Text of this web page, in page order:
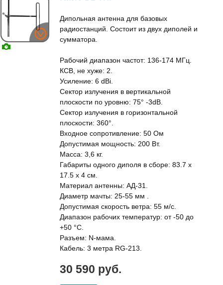
Дипольная антенна для базовых
радиостанций. Состоит из двух диполей и
сумматора.
Рабочий диапазон частот: 136-174 МГц.
КСВ, не хуже: 2.
Усиление: 6 dBi.
Сектор излучения в вертикальной
плоскости по уровню: 75° -3dB.
Сектор излучения в горизонтальной
плоскости: 360°.
Входное сопротивление: 50 Ом
Допустимая мощность: 200 Вт.
Масса: 3,6 кг.
Габариты одного диполя в сборе: 83.7 x
17.5 х 4 см.
Материал антенны: АД-31.
Диаметр мачты: 25-55 мм .
Допустимая скорость ветра: 55 м/с.
Диапазон рабочих температур: от -50 до
+50 °С.
Разъем: N-мама.
Кабель: 3 метра RG-213.
30 590 руб.